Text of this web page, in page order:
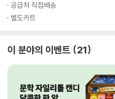
공급처 직접배송
별도카트
이 분야의 이벤트 21